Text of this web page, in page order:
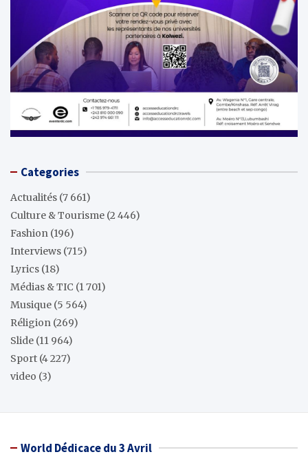
Categories
Actualités (7 661)
Culture & Tourisme (2 446)
Fashion (196)
Interviews (715)
Lyrics (18)
Médias & TIC (1 701)
Musique (5 564)
Réligion (269)
Slide (11 964)
Sport (4 227)
video (3)
World Dédicace du 3 Avril